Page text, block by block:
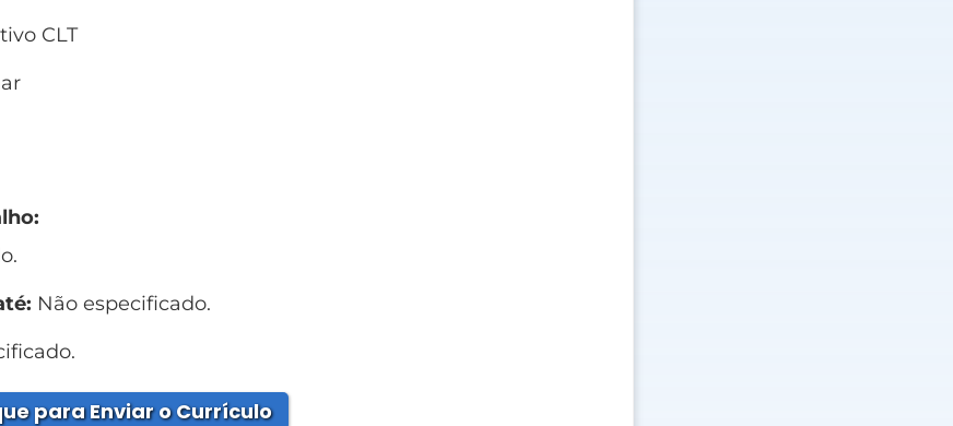
CLT
Não especificado.
para Enviar o Currículo